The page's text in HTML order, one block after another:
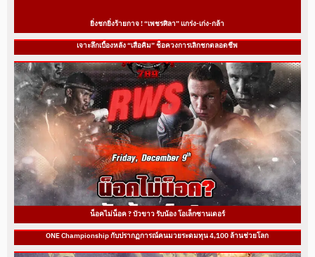
ยิ่งชกยิ่งร้ายกาจ ! “เพชรศิลา” แกร่ง-เก่ง-กล้า
เจาะลึกเบื้องหลัง “เสือคิม” ช็อควงการเลิกชกตลอดชีพ
น็อคไม่น็อค ? บัวขาว รับน้อง โอเล็กซานเดอร์
ONE Championship กับปรากฏการณ์คนมวยระดมทุน 4,100 ล้านช่วยโลก